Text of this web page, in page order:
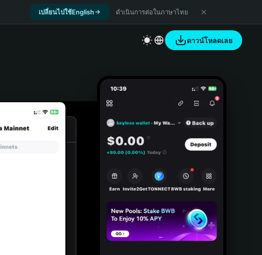
เปลี่ยนไปใช้English ดำเนินการต่อในภาษาไทย
ดาวน์โหลดเลย